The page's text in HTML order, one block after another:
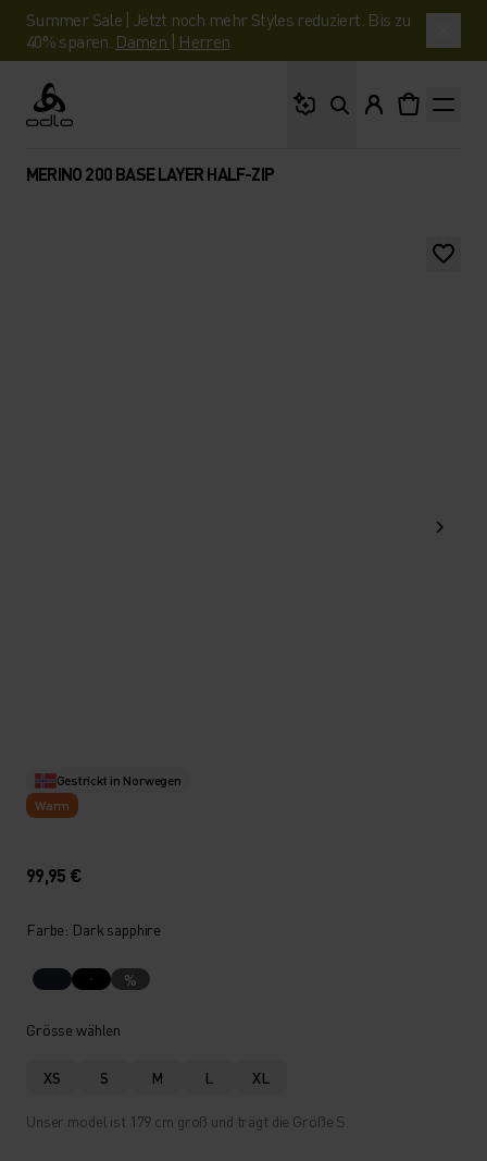
Summer Sale | Jetzt noch mehr Styles reduziert. Bis zu
40% sparen. Damen | Herren
Odlo
MERINO 200 BASE LAYER HALF-ZIP
Gestrickt in Norwegen
Warm
99,95 €
Farbe: Dark sapphire
%
Grösse wählen
XS S M L XL
Unser model ist 179 cm groß und trägt die Größe S.